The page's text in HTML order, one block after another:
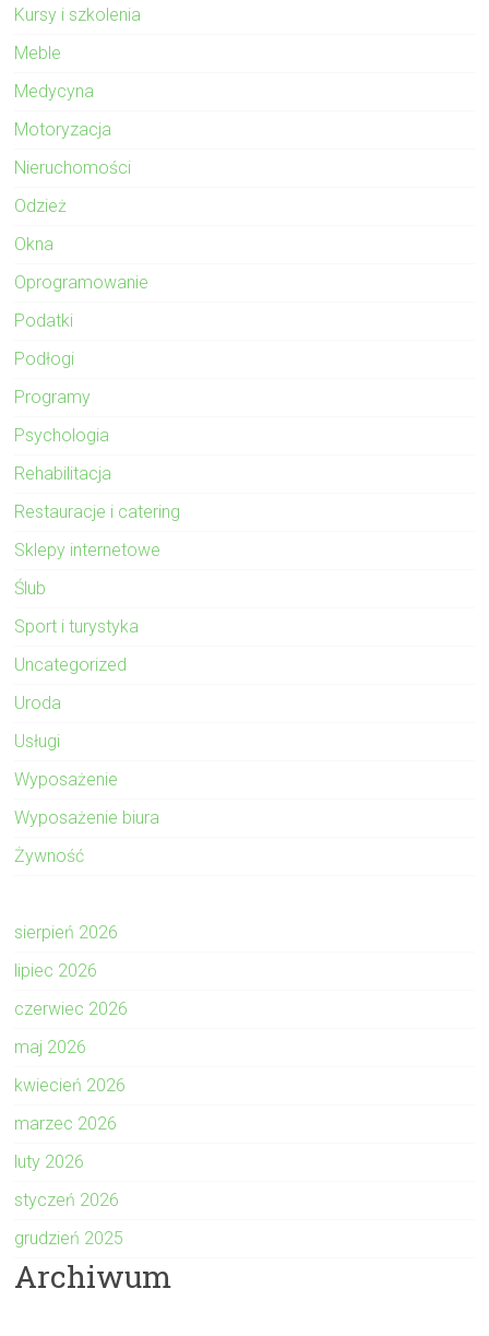
Kursy i szkolenia
Meble
Medycyna
Motoryzacja
Nieruchomości
Odzież
Okna
Oprogramowanie
Podatki
Podłogi
Programy
Psychologia
Rehabilitacja
Restauracje i catering
Sklepy internetowe
Ślub
Sport i turystyka
Uncategorized
Uroda
Usługi
Wyposażenie
Wyposażenie biura
Żywność
sierpień 2026
lipiec 2026
czerwiec 2026
maj 2026
kwiecień 2026
marzec 2026
luty 2026
styczeń 2026
grudzień 2025
Archiwum